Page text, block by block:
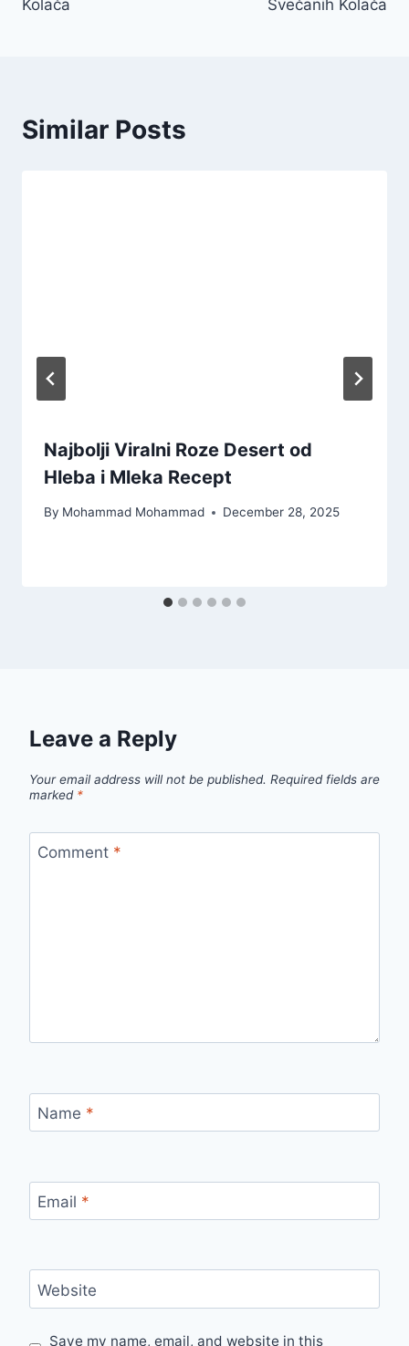
Kolača
Svečanih Kolača
Similar Posts
Najbolji Viralni Roze Desert od
Hleba i Mleka Recept
By Mohammad Mohammad December 28, 2025
Leave a Reply
Your email address will not be published. Required fields are
marked *
Comment *
Name *
Email *
Website
Save my name, email, and website in this